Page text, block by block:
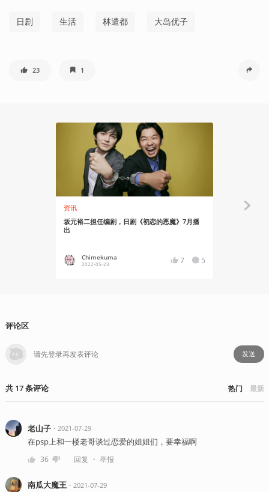
日剧 生活 林遣都 大岛优子
23 1
资讯
坂元裕二担任编剧，日剧《初恋的恶魔》7月播
出
Chimekuma
2022-05-23 7 5
评论区
发送
共 17条评论 热门 最新
老山子・ 2021-07-29
在psp上和一楼老哥谈过恋爱的姐姐们，要幸福啊
36 回复 ・ 举报
南瓜大魔王・ 2021-07-29